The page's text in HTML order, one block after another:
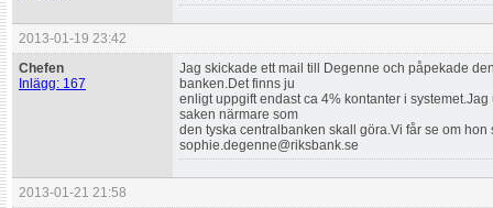
2013-01-19 23:42
Chefen
Inlägg: 167
Jag skickade ett mail till Degenne och påpekade
banken.Det finns ju
enligt uppgift endast ca 4% kontanter i
saken närmare som
den tyska centralbanken skall göra.Vi får se om
sophie.degenne@riksbank.se
2013-01-21 21:58